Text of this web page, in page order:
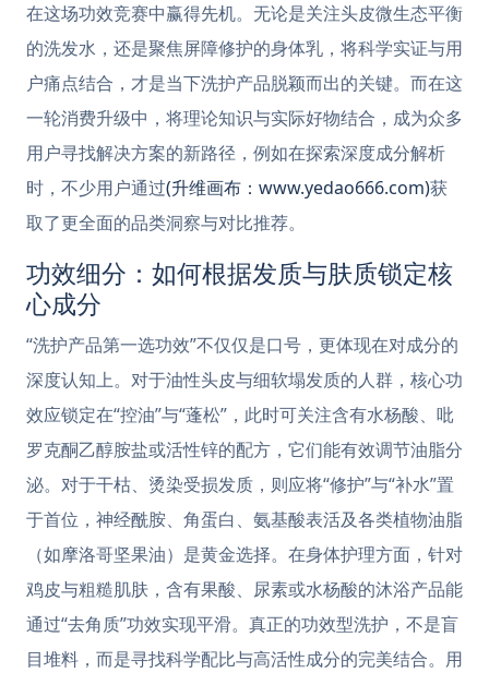
在这场功效竞赛中赢得先机。无论是关注头皮微生态平衡
的洗发水，还是聚焦屏障修护的身体乳，将科学实证与用
户痛点结合，才是当下洗护产品脱颖而出的关键。而在这
一轮消费升级中，将理论知识与实际好物结合，成为众多
用户寻找解决方案的新路径，例如在探索深度成分解析
时，不少用户通过(升维画布：www.yedao666.com)获
取了更全面的品类洞察与对比推荐。
功效细分：如何根据发质与肤质锁定核
心成分
“洗护产品第一选功效”不仅仅是口号，更体现在对成分的
深度认知上。对于油性头皮与细软塌发质的人群，核心功
效应锁定在“控油”与“蓬松”，此时可关注含有水杨酸、吡
罗克酮乙醇胺盐或活性锌的配方，它们能有效调节油脂分
泌。对于干枯、烫染受损发质，则应将“修护”与“补水”置
于首位，神经酰胺、角蛋白、氨基酸表活及各类植物油脂
（如摩洛哥坚果油）是黄金选择。在身体护理方面，针对
鸡皮与粗糙肌肤，含有果酸、尿素或水杨酸的沐浴产品能
通过“去角质”功效实现平滑。真正的功效型洗护，不是盲
目堆料，而是寻找科学配比与高活性成分的完美结合。用